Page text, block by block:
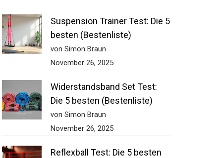
Suspension Trainer Test: Die
5 besten (Bestenliste)
von Simon Braun
November 26, 2025
Widerstandsband Set Test:
Die 5 besten (Bestenliste)
von Simon Braun
November 26, 2025
Reflexball Test: Die 5 besten